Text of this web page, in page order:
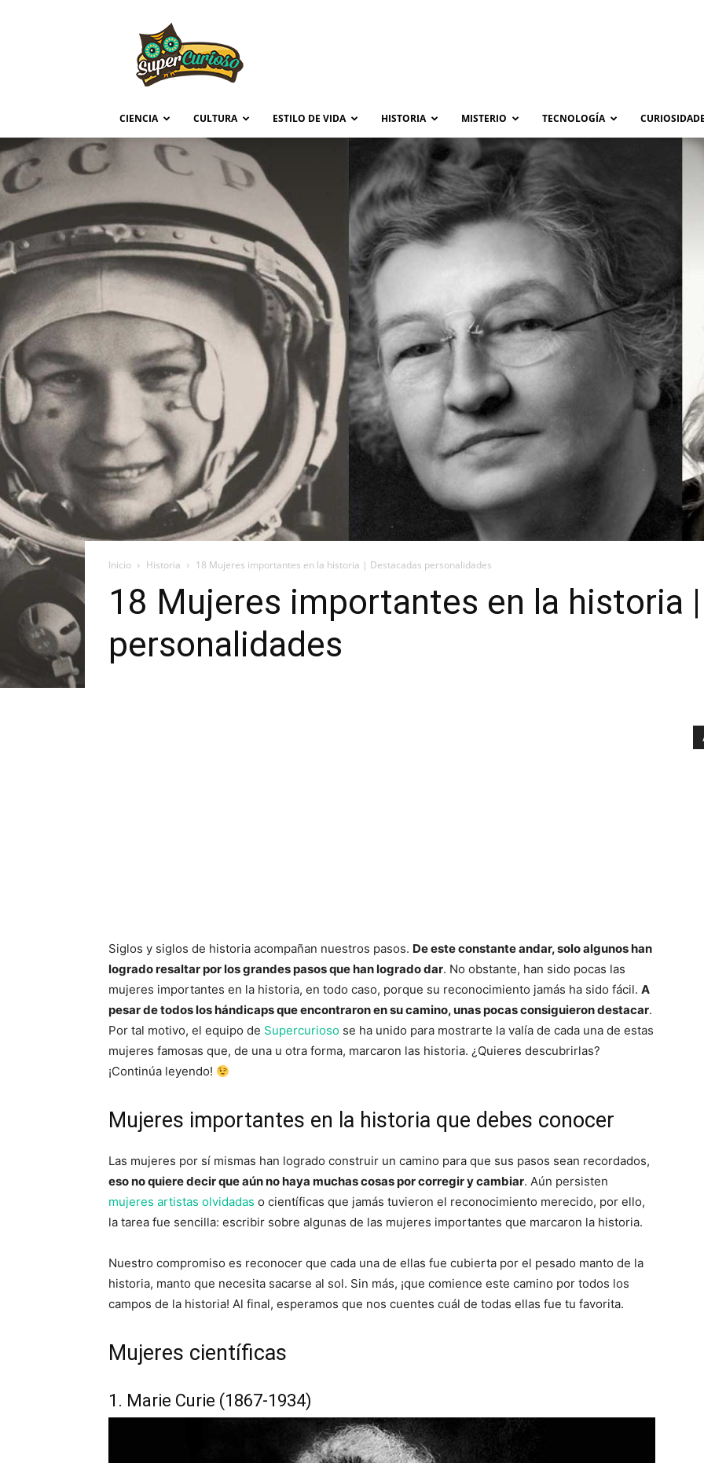
CIENCIA CULTURA ESTILO DE VIDA HISTORIA MISTERIO TECNOLOGÍA
Inicio Historia 18 Mujeres importantes en la historia | Destacadas personalidades
18 Mujeres importantes en la historia
personalidades
Siglos y siglos de historia acompañan nuestros pasos. De este constante andar, solo algunos han
logrado resaltar por los grandes pasos que han logrado dar. No obstante, han sido pocas las
mujeres importantes en la historia, en todo caso, porque su reconocimiento jamás ha sido fácil. A
pesar de todos los hándicaps que encontraron en su camino, unas pocas consiguieron destacar.
Por tal motivo, el equipo de Supercurioso se ha unido para mostrarte la valía de cada una de estas
mujeres famosas que, de una u otra forma, marcaron las historia. ¿Quieres descubrirlas?
¡Continúa leyendo!
Mujeres importantes en la historia que debes conocer
Las mujeres por sí mismas han logrado construir un camino para que sus pasos sean recordados,
eso no quiere decir que aún no haya muchas cosas por corregir y cambiar. Aún persisten
mujeres artistas olvidadas o científicas que jamás tuvieron el reconocimiento merecido, por ello,
la tarea fue sencilla: escribir sobre algunas de las mujeres importantes que marcaron la historia.
Nuestro compromiso es reconocer que cada una de ellas fue cubierta por el pesado manto de la
historia, manto que necesita sacarse al sol. Sin más, ¡que comience este camino por todos los
campos de la historia! Al final, esperamos que nos cuentes cuál de todas ellas fue tu favorita.
Mujeres científicas
1. Marie Curie (1867-1934)